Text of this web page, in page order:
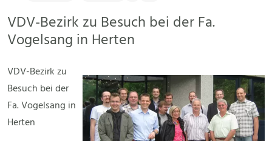
VDV-Bezirk zu Besuch bei der Fa.
Vogelsang in Herten
VDV-Bezirk zu
Besuch bei der
Fa. Vogelsang in
Herten